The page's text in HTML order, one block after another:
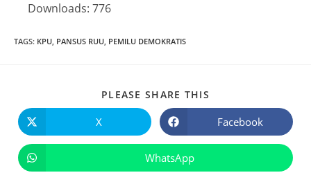
Downloads: 776
TAGS: KPU, PANSUS RUU, PEMILU DEMOKRATIS
PLEASE SHARE THIS
X Facebook
WhatsApp